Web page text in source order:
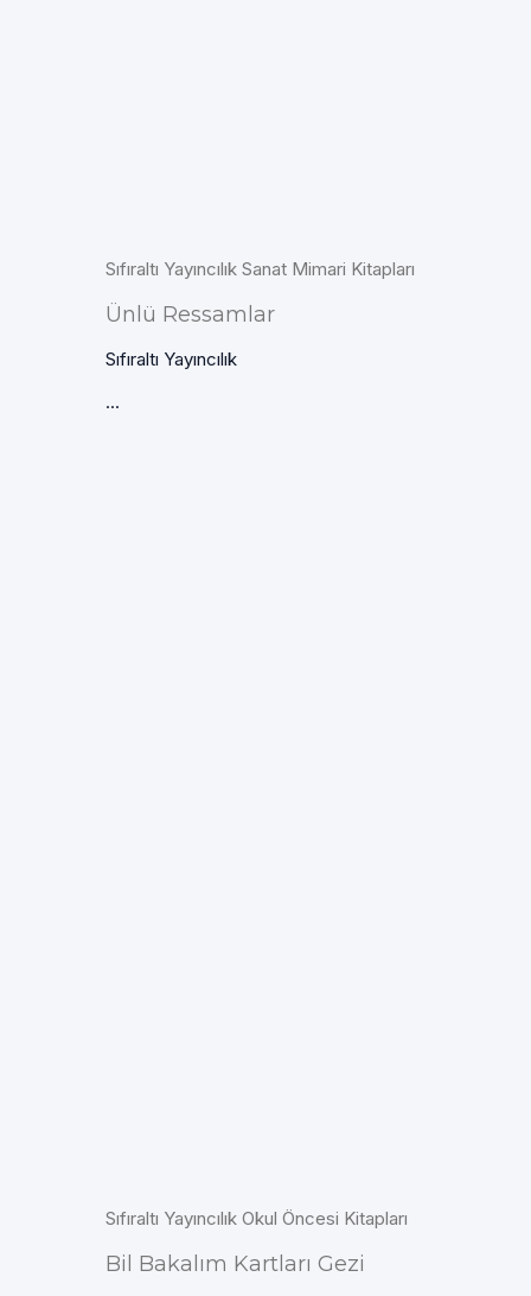
Sıfıraltı Yayıncılık Sanat Mimari Kitapları
Ünlü Ressamlar
Sıfıraltı Yayıncılık
...
Sıfıraltı Yayıncılık Okul Öncesi Kitapları
Bil Bakalım Kartları Gezi